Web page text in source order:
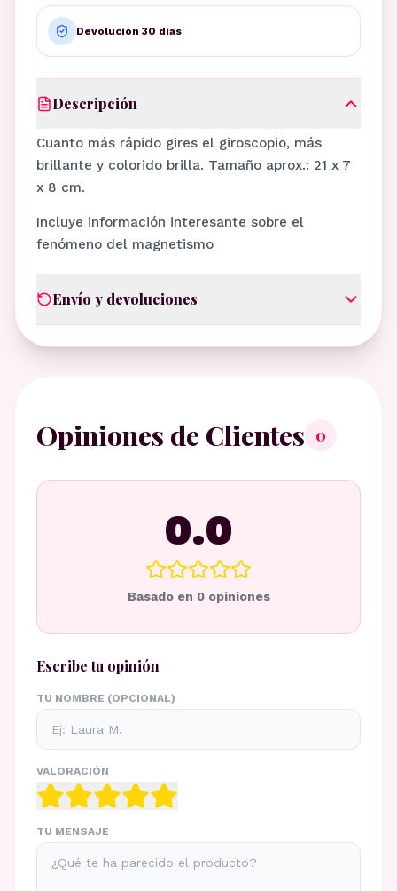
Devolución 30 días
Descripción
Cuanto más rápido gires el giroscopio, más
brillante y colorido brilla. Tamaño aprox.: 21 x 7
x 8 cm.
Incluye información interesante sobre el
fenómeno del magnetismo
Envío y devoluciones
Opiniones de Clientes 0
0.0
Basado en 0opiniones
Escribe tu opinión
TU NOMBRE (OPCIONAL)
VALORACIÓN
TU MENSAJE